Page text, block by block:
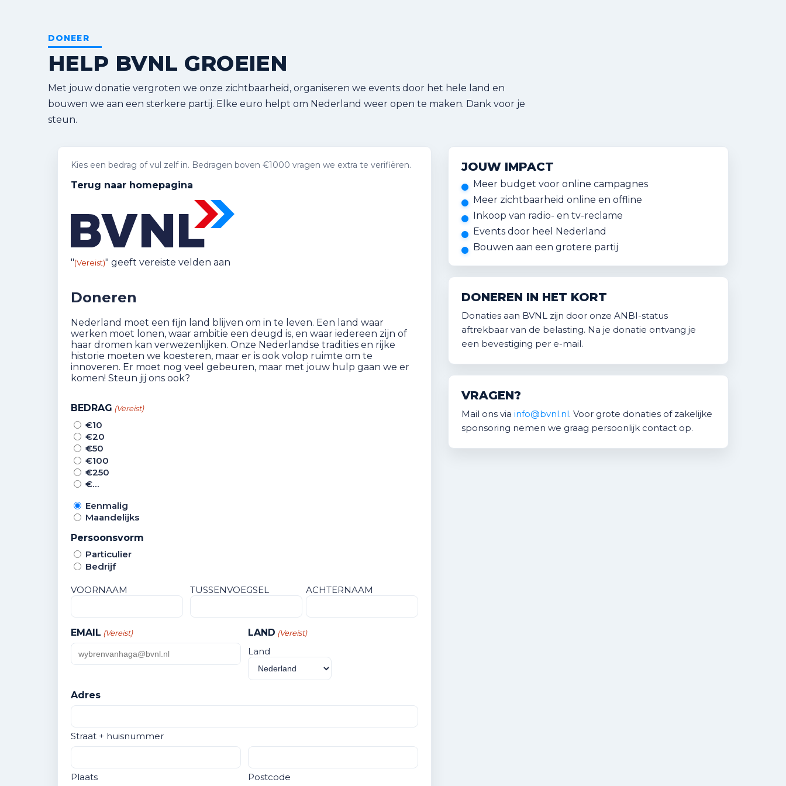
DONEER
HELP BVNL GROEIEN
Met jouw donatie vergroten we onze zichtbaarheid, organiseren we events door het hele land en
bouwen we aan een sterkere partij. Elke euro helpt om Nederland weer open te maken. Dank voor je
steun.
Kies een bedrag of vul zelf in. Bedragen boven €1000 vragen we extra te verifiëren.
Terug naar homepagina
"(Vereist)" geeft vereiste velden aan
Doneren
Nederland moet een fijn land blijven om in te leven. Een land waar
werken moet lonen, waar ambitie een deugd is, en waar iedereen zijn of
haar dromen kan verwezenlijken. Onze Nederlandse tradities en rijke
historie moeten we koesteren, maar er is ook volop ruimte om te
innoveren. Er moet nog veel gebeuren, maar met jouw hulp gaan we er
komen! Steun jij ons ook?
BEDRAG (Vereist)
€10
€20
€50
€100
€250
€…
Eenmalig
Maandelijks
Persoonsvorm
Particulier
Bedrijf
Naam
(Vereist)
VOORNAAM TUSSENVOEGSEL ACHTERNAAM
EMAIL (Vereist) LAND (Vereist)
Land
Adres
Straat + huisnummer
Plaats Postcode
JOUW IMPACT
Meer budget voor online campagnes
Meer zichtbaarheid online en offline
Inkoop van radio- en tv-reclame
Events door heel Nederland
Bouwen aan een grotere partij
DONEREN IN HET KORT
Donaties aan BVNL zijn door onze ANBI-status
aftrekbaar van de belasting. Na je donatie ontvang je
een bevestiging per e-mail.
VRAGEN?
Mail ons via info@bvnl.nl. Voor grote donaties of zakelijke
sponsoring nemen we graag persoonlijk contact op.